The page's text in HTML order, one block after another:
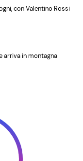
con Valentino Rossi
arriva in montagna